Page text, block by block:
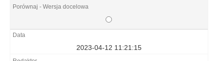
2023-04-12 11:21:15